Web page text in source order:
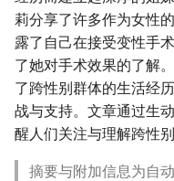
莉分享了许多作为女性
露了自己在接受变性手
了她对手术效果的了解
了跨性别群体的生活经
战与支持。文章通过生
醒人们关注与理解跨性别
摘要与附加信息为自